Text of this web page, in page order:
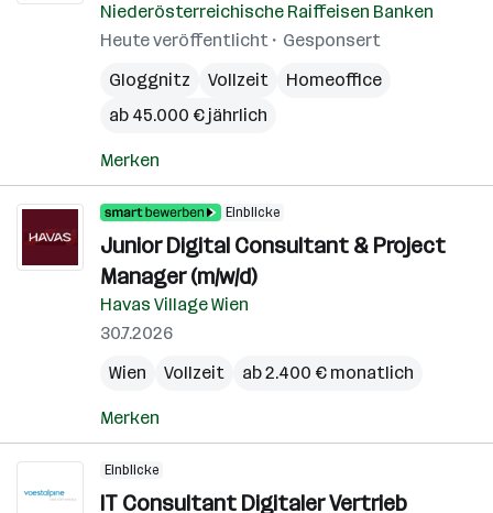
Niederösterreichische Raiffeisen Banken
Heute veröffentlicht
Gesponsert
Gloggnitz
Vollzeit
Homeoffice
ab 45.000 € jährlich
Merken
Einblicke
Junior Digital Consultant & Project
Manager (m/w/d)
Havas Village Wien
30.7.2026
Wien
Vollzeit ab 2.400 € monatlich
Merken
Einblicke
IT Consultant Digitaler Vertrieb